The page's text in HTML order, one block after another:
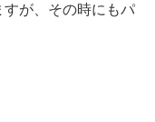
が、その時にもパ